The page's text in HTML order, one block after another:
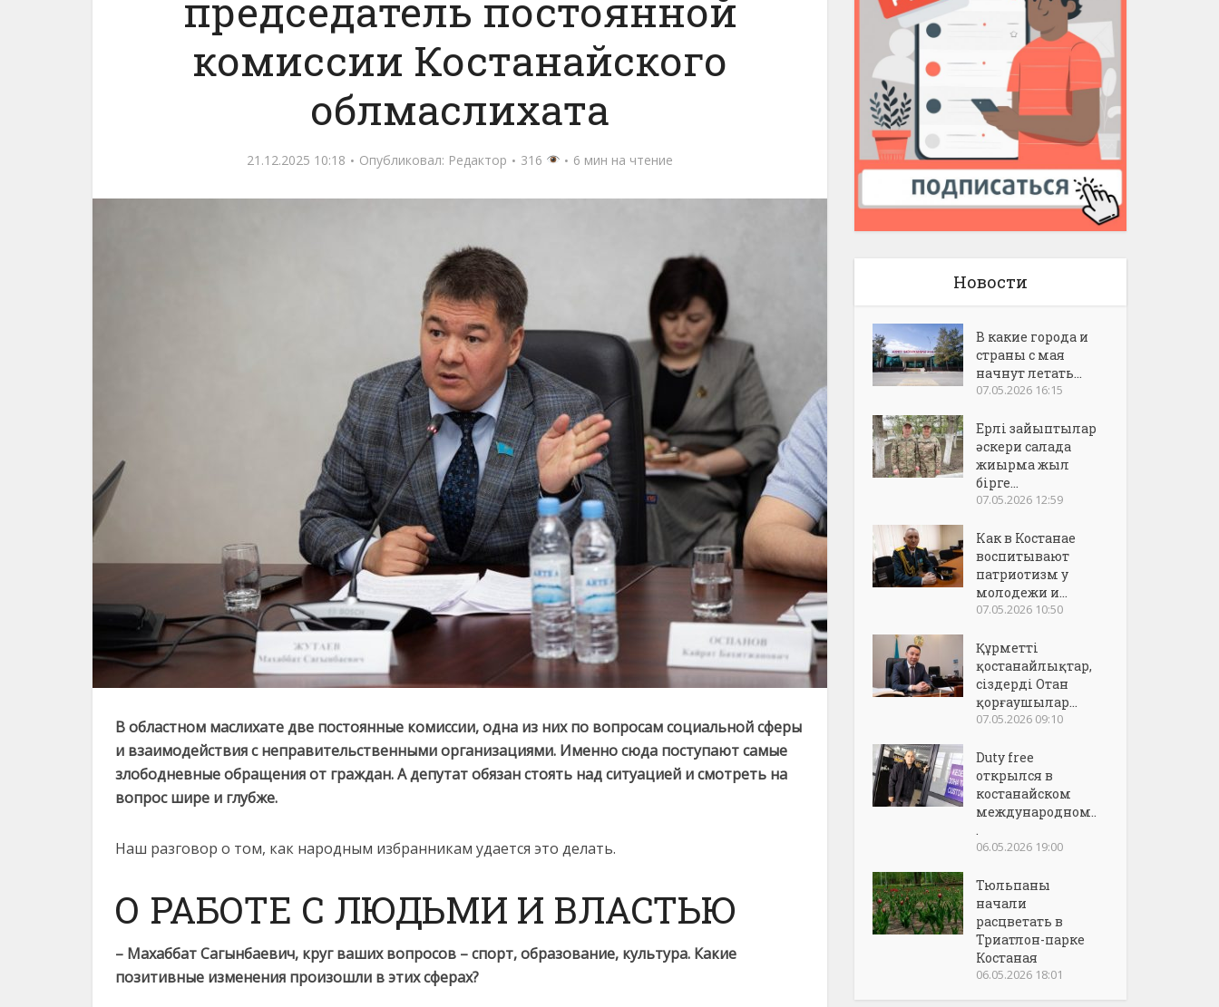
председатель постоянной
комиссии Костанайского
облмаслихата
21.12.2025 10:18 Опубликовал: Редактор 316 6 мин на чтение
В областном маслихате две постоянные комиссии, одна из них по вопросам социальной сферы
и взаимодействия с неправительственными организациями. Именно сюда поступают самые
злободневные обращения от граждан. А депутат обязан стоять над ситуацией и смотреть на
вопрос шире и глубже.
Наш разговор о том, как народным избранникам удается это делать.
О РАБОТЕ С ЛЮДЬМИ И ВЛАСТЬЮ
– Махаббат Сагынбаевич, круг ваших вопросов – спорт, образование, культура. Какие
позитивные изменения произошли в этих сферах?
Новости
В какие города и
страны с мая
начнут летать...
07.05.2026 16:15
Ерлі зайыптылар
әскери салада
жиырма жыл
бірге...
07.05.2026 12:59
Как в Костанае
воспитывают
патриотизм у
молодежи и...
07.05.2026 10:50
Құрметті
қостанайлықтар,
сіздерді Отан
қорғаушылар...
07.05.2026 09:10
Duty free
открылся в
костанайском
международном..
.
06.05.2026 19:00
Тюльпаны
начали
расцветать в
Триатлон-парке
Костаная
06.05.2026 18:01